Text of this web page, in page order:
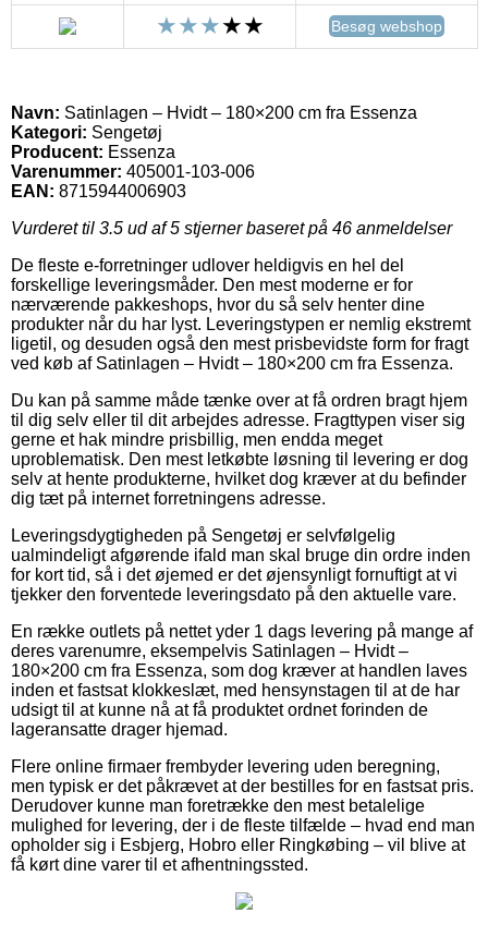
Besøg webshop
Navn: Satinlagen – Hvidt – 180×200 cm fra Essenza
Kategori: Sengetøj
Producent: Essenza
Varenummer: 405001-103-006
EAN: 8715944006903
Vurderet til 3.5 ud af 5 stjerner baseret på 46 anmeldelser
De fleste e-forretninger udlover heldigvis en hel del
forskellige leveringsmåder. Den mest moderne er for
nærværende pakkeshops, hvor du så selv henter dine
produkter når du har lyst. Leveringstypen er nemlig ekstremt
ligetil, og desuden også den mest prisbevidste form for fragt
ved køb af Satinlagen – Hvidt – 180×200 cm fra Essenza.
Du kan på samme måde tænke over at få ordren bragt hjem
til dig selv eller til dit arbejdes adresse. Fragttypen viser sig
gerne et hak mindre prisbillig, men endda meget
uproblematisk. Den mest letkøbte løsning til levering er dog
selv at hente produkterne, hvilket dog kræver at du befinder
dig tæt på internet forretningens adresse.
Leveringsdygtigheden på Sengetøj er selvfølgelig
ualmindeligt afgørende ifald man skal bruge din ordre inden
for kort tid, så i det øjemed er det øjensynligt fornuftigt at vi
tjekker den forventede leveringsdato på den aktuelle vare.
En række outlets på nettet yder 1 dags levering på mange af
deres varenumre, eksempelvis Satinlagen – Hvidt –
180×200 cm fra Essenza, som dog kræver at handlen laves
inden et fastsat klokkeslæt, med hensynstagen til at de har
udsigt til at kunne nå at få produktet ordnet forinden de
lageransatte drager hjemad.
Flere online firmaer frembyder levering uden beregning,
men typisk er det påkrævet at der bestilles for en fastsat pris.
Derudover kunne man foretrække den mest betalelige
mulighed for levering, der i de fleste tilfælde – hvad end man
opholder sig i Esbjerg, Hobro eller Ringkøbing – vil blive at
få kørt dine varer til et afhentningssted.